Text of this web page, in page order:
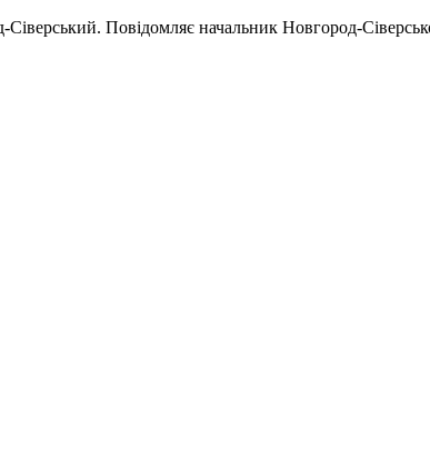
Повідомляє начальник Новгород-